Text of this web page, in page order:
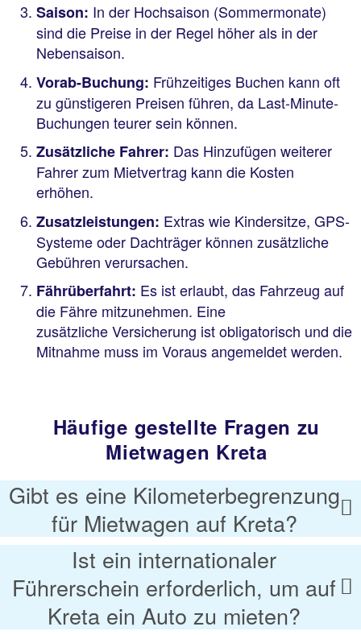
Saison: In der Hochsaison (Sommermonate)
sind die Preise in der Regel höher als in der
Nebensaison.
Vorab-Buchung: Frühzeitiges Buchen kann oft
zu günstigeren Preisen führen, da Last-Minute-
Buchungen teurer sein können.
Zusätzliche Fahrer: Das Hinzufügen weiterer
Fahrer zum Mietvertrag kann die Kosten
erhöhen.
Zusatzleistungen: Extras wie Kindersitze, GPS-
Systeme oder Dachträger können zusätzliche
Gebühren verursachen.
Fährüberfahrt: Es ist erlaubt, das Fahrzeug auf
die Fähre mitzunehmen. Eine
zusätzliche Versicherung ist obligatorisch und die
Mitnahme muss im Voraus angemeldet werden.
Häufige gestellte Fragen zu
Mietwagen Kreta
Gibt es eine Kilometerbegrenzung
für Mietwagen auf Kreta?
Ist ein internationaler
Führerschein erforderlich, um auf
Kreta ein Auto zu mieten?